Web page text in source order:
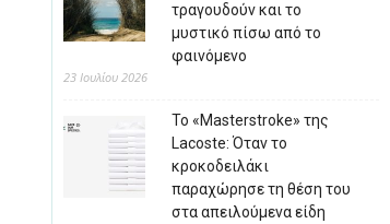
τραγουδούν και το
μυστικό πίσω από το
φαινόμενο
23 Ιουλίου 2026
Το «Masterstroke» της
Lacoste: Όταν το
κροκοδειλάκι
παραχώρησε τη θέση του
στα απειλούμενα είδη